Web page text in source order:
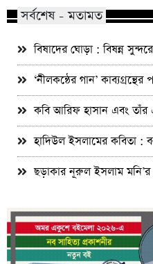
সর্বশেষ - মতামত
বিষাদের ঘোড়া : বিষন্ন
‘নীলকন্ঠের গান’
কবি আরিফ হাসান এবং
হাদিউল ইসলামের কবিতা :
ছড়াকার নূরুল ইসলাম